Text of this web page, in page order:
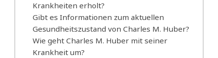
Krankheiten erholt?
Gibt es Informationen zum aktuellen
Gesundheitszustand von Charles M. Huber?
Wie geht Charles M. Huber mit seiner
Krankheit um?